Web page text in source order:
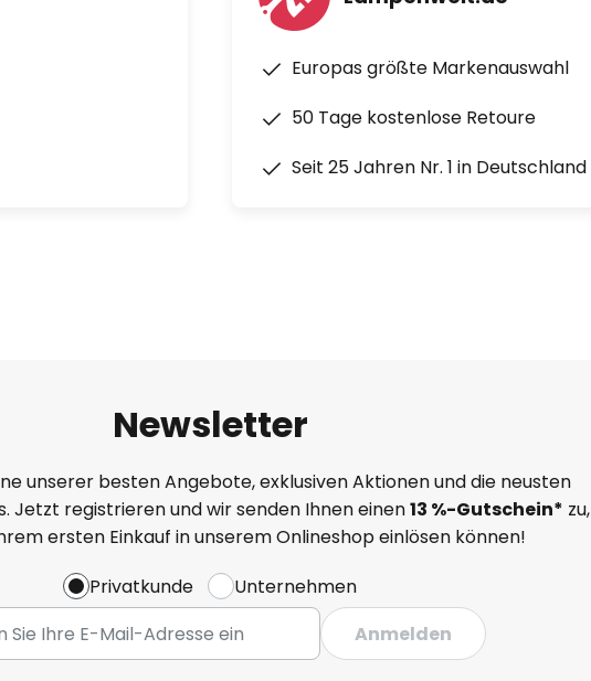
Europas größte Markenauswahl
50 Tage kostenlose Retoure
Seit 25 Jahren Nr. 1 in Deutschland
Newsletter
unserer besten Angebote, exklusiven Aktionen und die neusten
Jetzt registrieren und wir senden Ihnen einen13 %-Gutschein* zu,
ersten Einkauf in unserem Onlineshop einlösen können!
Privatkunde
Unternehmen
Anmelden